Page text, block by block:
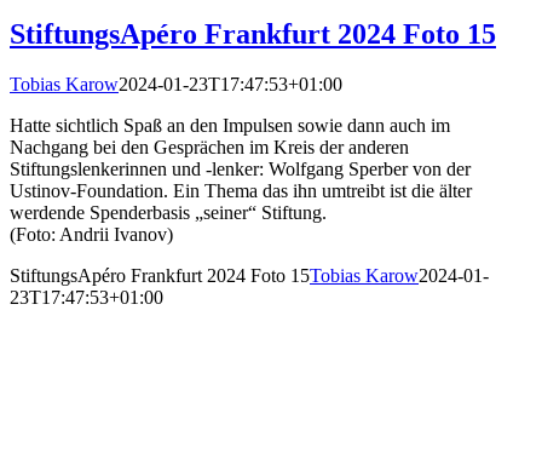
StiftungsApéro Frankfurt 2024 Foto 15
Tobias Karow2024-01-23T17:47:53+01:00
Hatte sichtlich Spaß an den Impulsen sowie dann auch im
Nachgang bei den Gesprächen im Kreis der anderen
Stiftungslenkerinnen und -lenker: Wolfgang Sperber von der
Ustinov-Foundation. Ein Thema das ihn umtreibt ist die älter
werdende Spenderbasis „seiner“ Stiftung.
(Foto: Andrii Ivanov)
StiftungsApéro Frankfurt 2024 Foto 15Tobias Karow2024-01-
23T17:47:53+01:00